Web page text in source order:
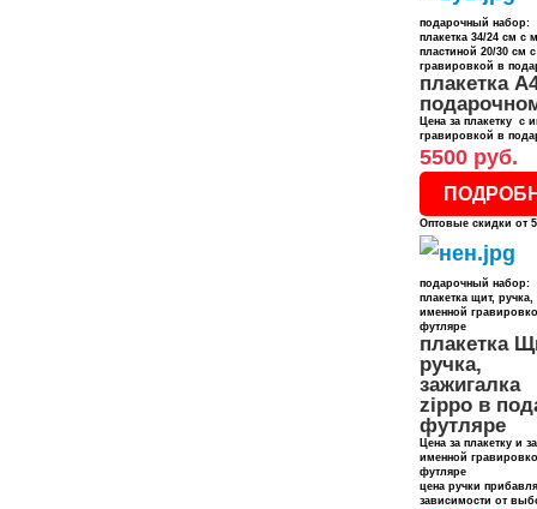
подарочный набор:
плакетка 34/24 см с
пластиной 20/30 см
гравировкой в
плакетка
Цена за плакетку с
гравировкой в
5500 руб.
Оптовые скидки от
подарочный набор:
плакетка щит,
именной
футляре
плакетка
ручка,
зажигалка
zippo в
футляре
Цена за плакетку и
именной
футляре
цена ручки
зависимости от